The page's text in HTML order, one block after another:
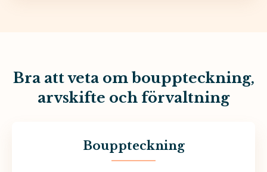
Bra att veta om bouppteckning,
arvskifte och förvaltning
Bouppteckning